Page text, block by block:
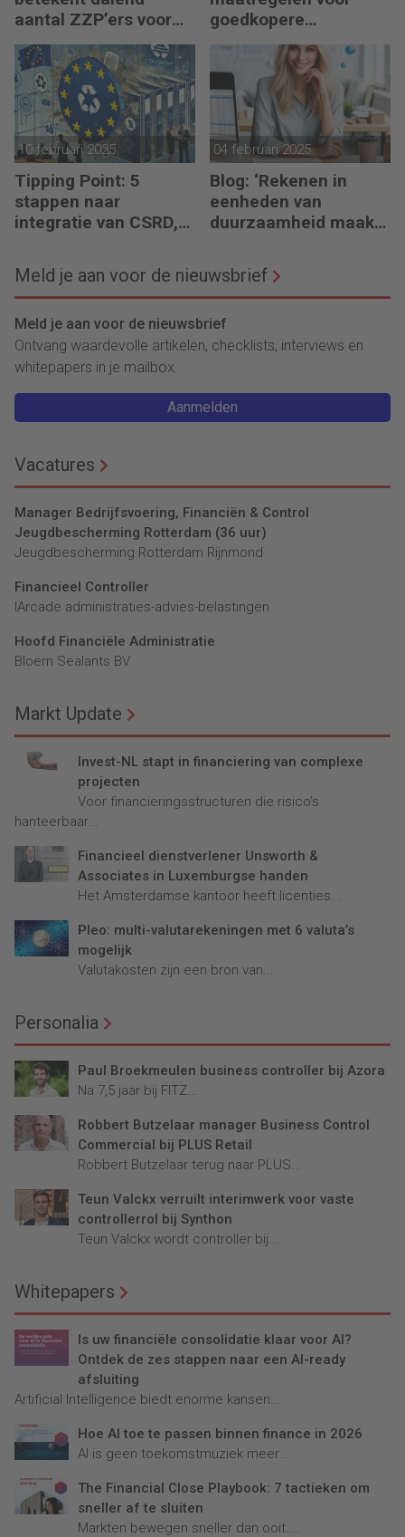
aantal ZZP’ers voor
financiële planning?
goedkopere
financiering (om te
verduurzamen)
10 februari 2025
Tipping Point: 5
stappen naar
integratie van CSRD,
04 februari 2025
Blog: ‘Rekenen in
eenheden van
duurzaamheid maakt
Meld je aan voor de nieuwsbrief
Meld je aan voor de nieuwsbrief
Ontvang waardevolle artikelen, checklists, interviews en
whitepapers in je mailbox.
Aanmelden
Vacatures
Manager Bedrijfsvoering, Financiën & Control
Jeugdbescherming Rotterdam (36 uur)
Jeugdbescherming Rotterdam Rijnmond
Financieel Controller
lArcade administraties-advies-belastingen
Hoofd Financiële Administratie
Bloem Sealants BV
Markt Update
Invest-NL stapt in financiering van complexe
projecten
Voor financieringsstructuren die risico’s
hanteerbaar...
Financieel dienstverlener Unsworth &
Associates in Luxemburgse handen
Het Amsterdamse kantoor heeft licenties...
Pleo: multi-valutarekeningen met 6 valuta’s
mogelijk
Valutakosten zijn een bron van...
Personalia
Paul Broekmeulen business controller bij Azora
Na 7,5 jaar bij FITZ...
Robbert Butzelaar manager Business Control
Commercial bij PLUS Retail
Robbert Butzelaar terug naar PLUS...
Teun Valckx verruilt interimwerk voor vaste
controllerrol bij Synthon
Teun Valckx wordt controller bij...
Whitepapers
Is uw financiële consolidatie klaar voor AI?
Ontdek de zes stappen naar een AI-ready
afsluiting
Artificial Intelligence biedt enorme kansen...
Hoe AI toe te passen binnen finance in 2026
AI is geen toekomstmuziek meer...
The Financial Close Playbook: 7 tactieken om
sneller af te sluiten
Markten bewegen sneller dan ooit....